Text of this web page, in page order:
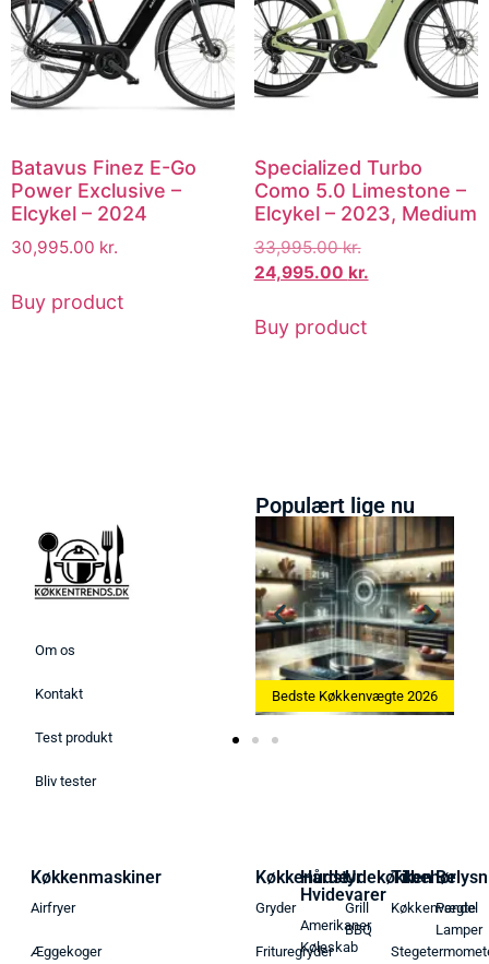
Batavus Finez E-Go
Power Exclusive –
Elcykel – 2024
30,995.00 kr.
Buy product
Specialized Turbo
Como 5.0 Limestone –
Elcykel – 2023, Medium
33,995.00kr.
24,995.00 kr.
Buy product
Om os
Kontakt
Test produkt
Bliv tester
Populært lige nu
2026 Bedste Æggekoger 2026
Køkkenmaskiner
Airfryer
Æggekoger
Køkkenudstyr
Gryder
Frituregryder
Hårde
Hvidevarer
Amerikaner
Køleskab
Udekøkken
Grill
BBQ
Tilbehør
Køkkenvægte
Pendel
Lamper